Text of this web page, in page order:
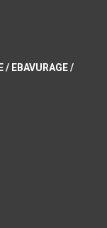
/ EBAVURAGE /